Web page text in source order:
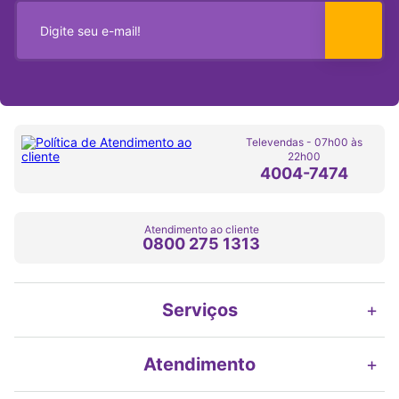
Televendas - 07h00 às
22h00
4004-7474
Atendimento ao cliente
0800 275 1313
Serviços +
Atendimento +